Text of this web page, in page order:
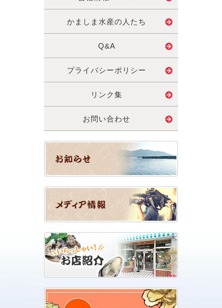
かましま水産の人たち
Q&A
プライバシーポリシー
リンク集
お問い合わせ